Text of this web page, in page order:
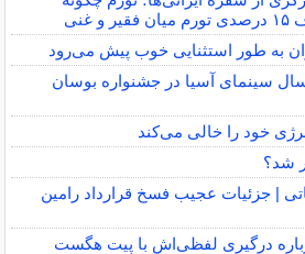
غنی
به طور استثنایی خوب پیش می‌رود
سال سینمای آسیا در جشنواره بوسان
خود را خالی می‌کند
شد؟
| جزئیات عجیب فسخ قرارداد رامین
درگیری لفظی‌اش با پیت هگست